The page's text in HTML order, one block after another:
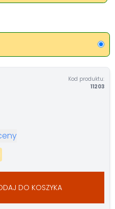
Kod produktu:
11203
DO KOSZYKA